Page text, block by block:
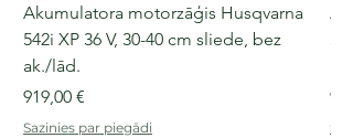
Akumulatora motorzāģis Husqvarna
542i XP 36 V, 30-40 cm sliede, bez
ak./lād.
Cena
919,00 €
Sazinies par piegādi